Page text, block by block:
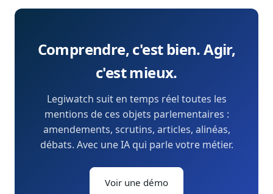
Comprendre, c'est bien. Agir,
c'est mieux.
Legiwatch suit en temps réel toutes les
mentions de ces objets parlementaires :
amendements, scrutins, articles, alinéas,
débats. Avec une IA qui parle votre métier.
Voir une démo